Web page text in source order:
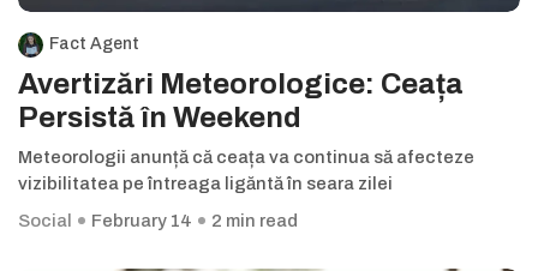
Fact Agent
Avertizări Meteorologice: Ceața
Persistă în Weekend
Meteorologii anunță că ceața va continua să afecteze
vizibilitatea pe întreaga ligăntă în seara zilei
Social
February 14 2 min read